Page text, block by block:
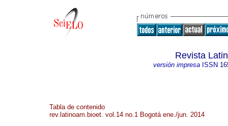
Revista
versión impresaISSN
Tabla de contenido
rev.latinoam.bioet. vol.14 no.1 Bogotá ene./jun. 2014